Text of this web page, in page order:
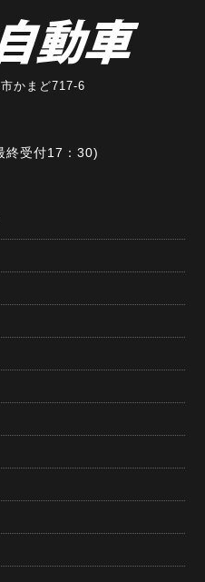
かまど717-6
終受付17：30)